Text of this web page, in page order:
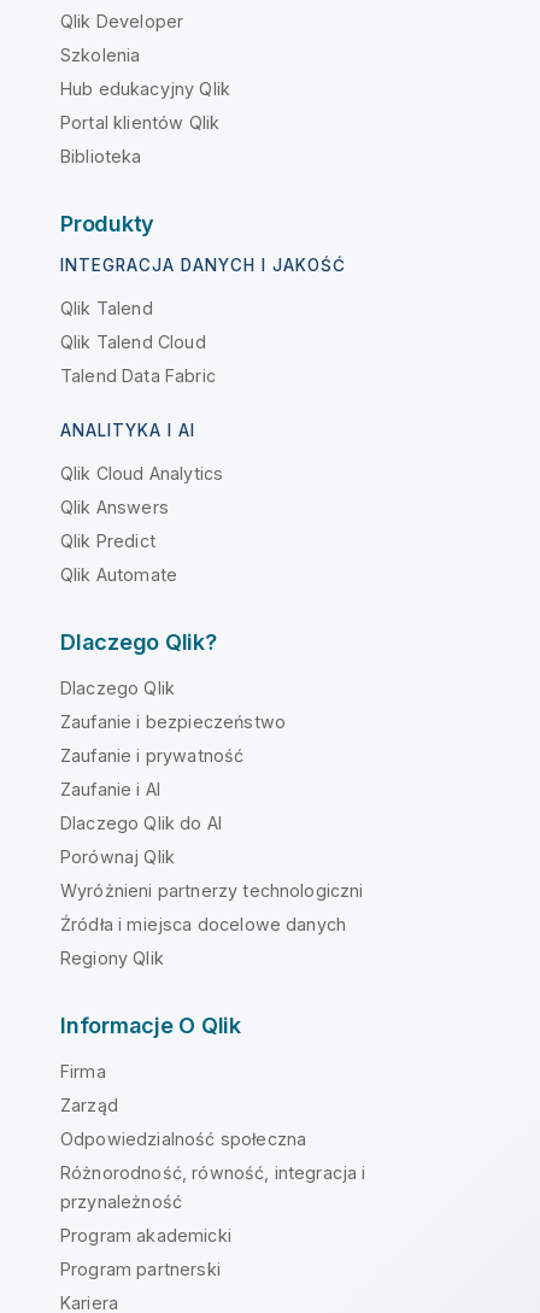
Qlik Developer
Szkolenia
Hub edukacyjny Qlik
Portal klientów Qlik
Biblioteka
Produkty
INTEGRACJA DANYCH I JAKOŚĆ
Qlik Talend
Qlik Talend Cloud
Talend Data Fabric
ANALITYKA I AI
Qlik Cloud Analytics
Qlik Answers
Qlik Predict
Qlik Automate
Dlaczego Qlik?
Dlaczego Qlik
Zaufanie i bezpieczeństwo
Zaufanie i prywatność
Zaufanie i AI
Dlaczego Qlik do AI
Porównaj Qlik
Wyróżnieni partnerzy technologiczni
Źródła i miejsca docelowe danych
Regiony Qlik
Informacje O Qlik
Firma
Zarząd
Odpowiedzialność społeczna
Różnorodność, równość, integracja i
przynależność
Program akademicki
Program partnerski
Kariera